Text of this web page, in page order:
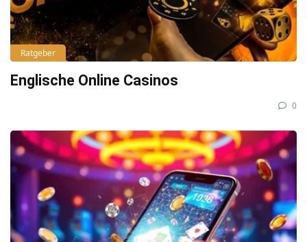
Ratgeber
Englische Online Casinos
0